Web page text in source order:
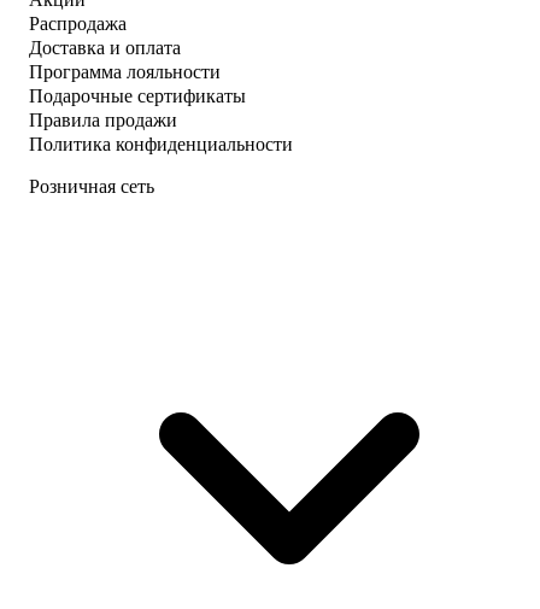
Распродажа
Доставка и оплата
Программа лояльности
Подарочные сертификаты
Правила продажи
Политика конфиденциальности
Розничная сеть